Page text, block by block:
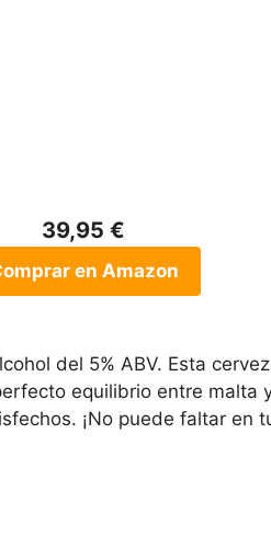
39,95 €
en Amazon
del 5% ABV. Esta
equilibrio entre malta
¡No puede faltar en